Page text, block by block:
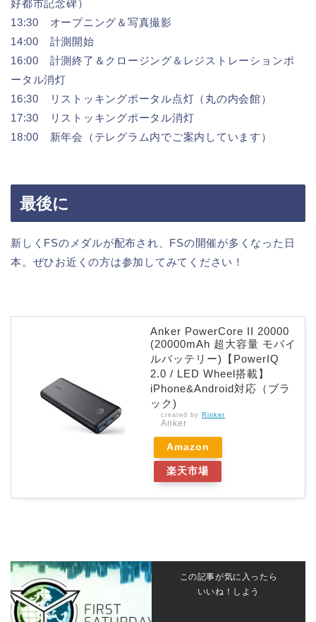
好都市記念碑）
13:30 オープニング＆写真撮影
14:00 計測開始
16:00 計測終了＆クロージング＆レジストレーションポ
ータル消灯
16:30 リストッキングポータル点灯（丸の内会館）
17:30 リストッキングポータル消灯
18:00 新年会（テレグラム内でご案内しています）
最後に
新しくFSのメダルが配布され、FSの開催が多くなった日
本。ぜひお近くの方は参加してみてください！
Anker PowerCore II 20000
(20000mAh 超大容量 モバイ
ルバッテリー)【PowerIQ
2.0 / LED Wheel搭載】
iPhone&Android対応（ブラ
ック)
created by Rinker
Anker
Amazon
楽天市場
この記事が気に入ったら
いいね！しよう